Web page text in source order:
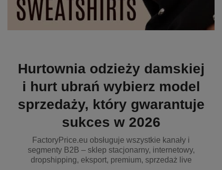
Hurtownia odzieży damskiej
i hurt ubrań wybierz model
sprzedaży, który gwarantuje
sukces w 2026
FactoryPrice.eu obsługuje wszystkie kanały i
segmenty B2B – sklep stacjonarny, internetowy,
dropshipping, eksport, premium, sprzedaż live